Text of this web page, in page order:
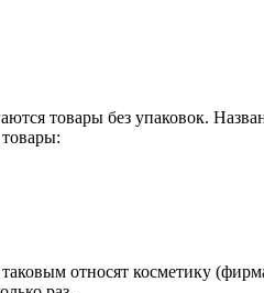
товары без упаковок.
относят косметику